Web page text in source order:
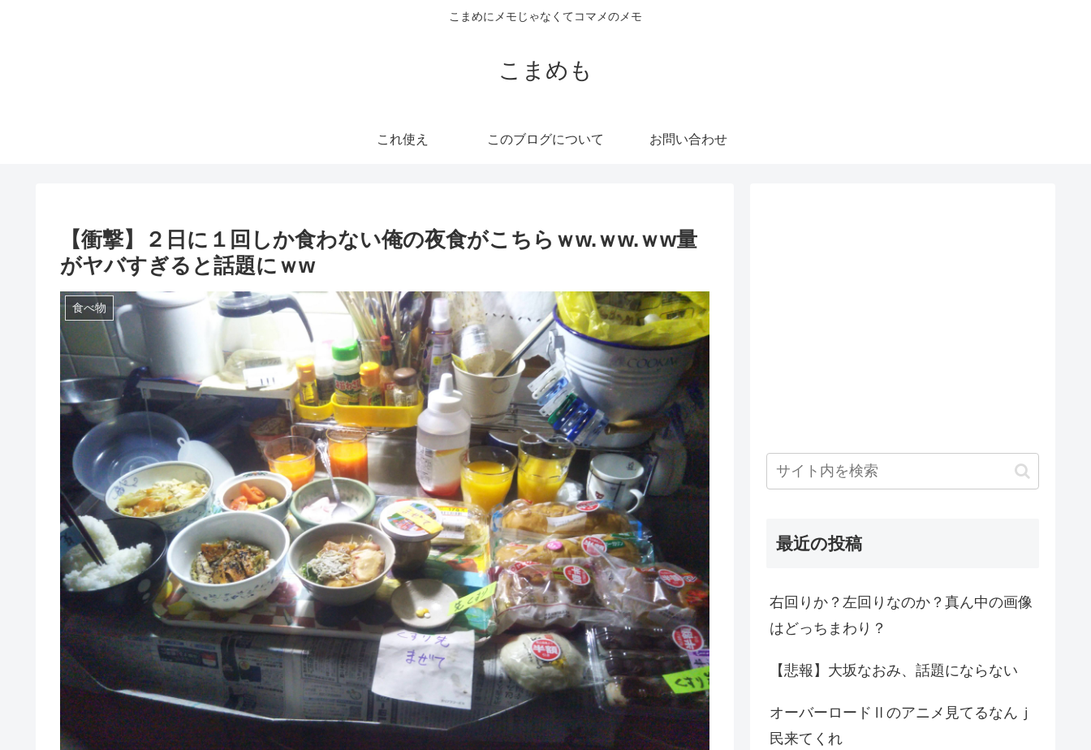
こまめにメモじゃなくてコマメのメモ
こまめも
これ使え このブログについて お問い合わせ
【衝撃】２日に１回しか食わない俺の夜食がこちらｗw.ｗw.ｗw量
がヤバすぎると話題にｗw
食べ物
最近の投稿
右回りか？左回りなのか？真ん中の画像
はどっちまわり？
【悲報】大坂なおみ、話題にならない
オーバーロードⅡのアニメ見てるなんｊ
民来てくれ